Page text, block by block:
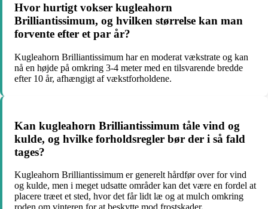
Hvor hurtigt vokser kugleahorn
Brilliantissimum, og hvilken størrelse kan man
forvente efter et par år?
Kugleahorn Brilliantissimum har en moderat vækstrate og kan
nå en højde på omkring 3-4 meter med en tilsvarende bredde
efter 10 år, afhængigt af vækstforholdene.
Kan kugleahorn Brilliantissimum tåle vind og
kulde, og hvilke forholdsregler bør der i så fald
tages?
Kugleahorn Brilliantissimum er generelt hårdfør over for vind
og kulde, men i meget udsatte områder kan det være en fordel at
placere træet et sted, hvor det får lidt læ og at mulch omkring